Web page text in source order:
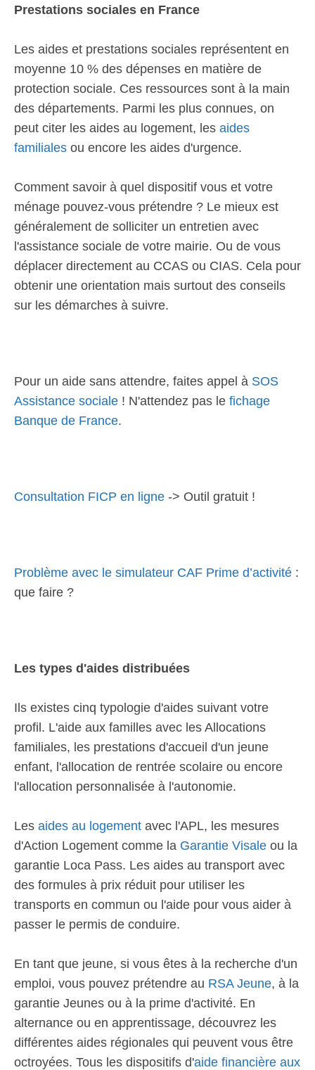
Prestations sociales en France
Les aides et prestations sociales représentent en
moyenne 10 % des dépenses en matière de
protection sociale. Ces ressources sont à la main
des départements. Parmi les plus connues, on
peut citer les aides au logement, les aides
familiales ou encore les aides d'urgence.
Comment savoir à quel dispositif vous et votre
ménage pouvez-vous prétendre ? Le mieux est
généralement de solliciter un entretien avec
l'assistance sociale de votre mairie. Ou de vous
déplacer directement au CCAS ou CIAS. Cela pour
obtenir une orientation mais surtout des conseils
sur les démarches à suivre.
Pour un aide sans attendre, faites appel à SOS
Assistance sociale ! N'attendez pas le fichage
Banque de France.
Consultation FICP en ligne -> Outil gratuit !
Problème avec le simulateur CAF Prime d’activité :
que faire ?
Les types d'aides distribuées
Ils existes cinq typologie d'aides suivant votre
profil. L'aide aux familles avec les Allocations
familiales, les prestations d'accueil d'un jeune
enfant, l'allocation de rentrée scolaire ou encore
l'allocation personnalisée à l'autonomie.
Les aides au logement avec l'APL, les mesures
d'Action Logement comme la Garantie Visale ou la
garantie Loca Pass. Les aides au transport avec
des formules à prix réduit pour utiliser les
transports en commun ou l'aide pour vous aider à
passer le permis de conduire.
En tant que jeune, si vous êtes à la recherche d'un
emploi, vous pouvez prétendre au RSA Jeune, à la
garantie Jeunes ou à la prime d'activité. En
alternance ou en apprentissage, découvrez les
différentes aides régionales qui peuvent vous être
octroyées. Tous les dispositifs d'aide financière aux